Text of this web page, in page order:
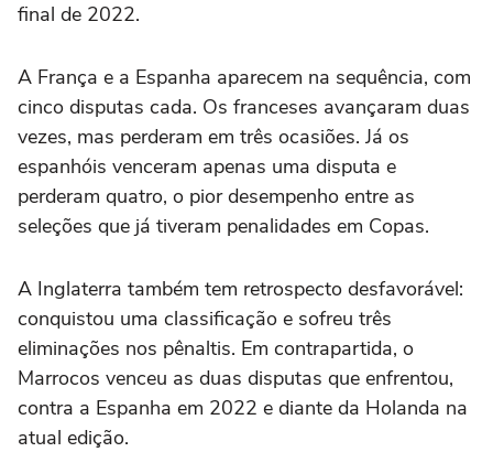
final de 2022.
A França e a Espanha aparecem na sequência, com
cinco disputas cada. Os franceses avançaram duas
vezes, mas perderam em três ocasiões. Já os
espanhóis venceram apenas uma disputa e
perderam quatro, o pior desempenho entre as
seleções que já tiveram penalidades em Copas.
A Inglaterra também tem retrospecto desfavorável:
conquistou uma classificação e sofreu três
eliminações nos pênaltis. Em contrapartida, o
Marrocos venceu as duas disputas que enfrentou,
contra a Espanha em 2022 e diante da Holanda na
atual edição.